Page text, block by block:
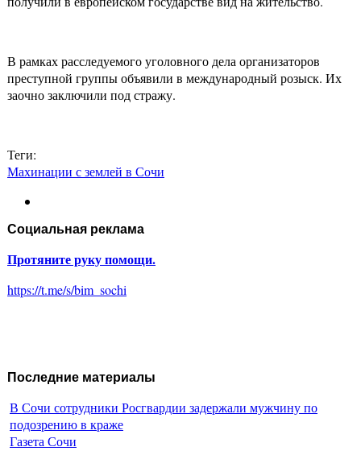
В рамках расследуемого уголовного дела организаторов
преступной группы объявили в международный розыск. Их
заочно заключили под стражу.
Теги:
Махинации с землей в Сочи
Социальная реклама
Протяните руку помощи.
https://t.me/s/bim_sochi
Последние материалы
В Сочи сотрудники Росгвардии задержали мужчину по
подозрению в краже
Газета Сочи